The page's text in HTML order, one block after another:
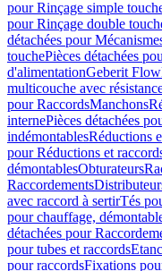
pour Rinçage simple
pour Rinçage double
détachées pour
touchePièces détachées
d'alimentationGeberit
multicouche avec
pour RaccordsManchons
internePièces détachées
indémontablesRéductions
pour Réductions et
démontablesObturateurs
Raccordements
avec raccord à sertirTés
pour chauffage,
détachées pour
pour tubes et raccords
pour raccordsFixations